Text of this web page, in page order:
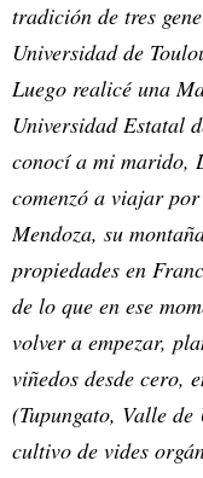
tradición de tres
Universidad de
Luego realicé una
Universidad Estatal
conocí a mi marido,
comenzó a viajar
Mendoza, su
propiedades en
de lo que en ese
volver a empezar,
viñedos desde cero,
(Tupungato, Valle
cultivo de vides